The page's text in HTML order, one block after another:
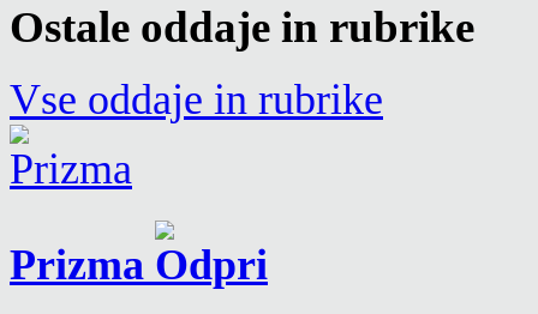
Ostale oddaje in rubrike
Vse oddaje in rubrike
Prizma